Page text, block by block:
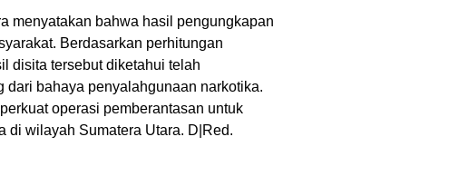
menyatakan bahwa hasil pengungkapan
Berdasarkan perhitungan
disita tersebut diketahui telah
dari bahaya penyalahgunaan narkotika.
operasi pemberantasan untuk
di wilayah Sumatera Utara. D|Red.